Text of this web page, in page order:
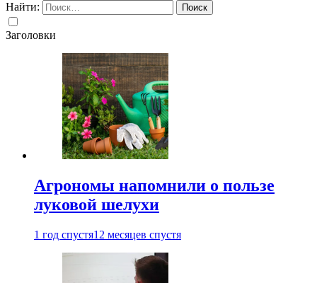
Найти:
Заголовки
Агрономы напомнили о пользе
луковой шелухи
1 год спустя12 месяцев спустя